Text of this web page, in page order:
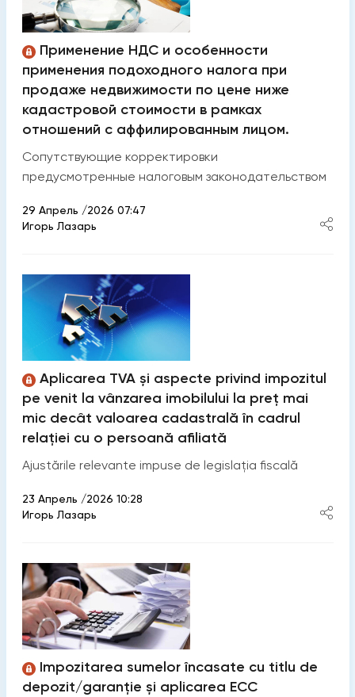
Применение НДС и особенности
применения подоходного налога при
продаже недвижимости по цене ниже
кадастровой стоимости в рамках
отношений с аффилированным лицом.
Сопутствующие корректировки
предусмотренные налоговым законодательством
29 Апрель /2026 07:47
Игорь Лазарь
Aplicarea TVA și aspecte privind impozitul
pe venit la vânzarea imobilului la preț mai
mic decât valoarea cadastrală în cadrul
relației cu o persoană afiliată
Ajustările relevante impuse de legislația fiscală
23 Апрель /2026 10:28
Игорь Лазарь
Impozitarea sumelor încasate cu titlu de
depozit/garanție și aplicarea ECC